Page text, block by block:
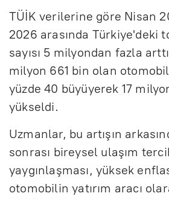
TÜİK verilerine göre Nisan
2026 arasında Türkiye'deki
sayısı 5 milyondan fazla
milyon 661 bin olan otomobil
yüzde 40 büyüyerek 17
yükseldi.
Uzmanlar, bu artışın
sonrası bireysel ulaşım
yaygınlaşması, yüksek
otomobilin yatırım aracı